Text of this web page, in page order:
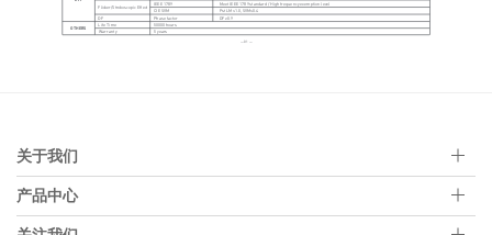
关于我们
产品中心